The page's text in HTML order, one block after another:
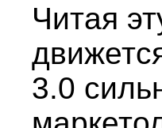
Читая
3.0